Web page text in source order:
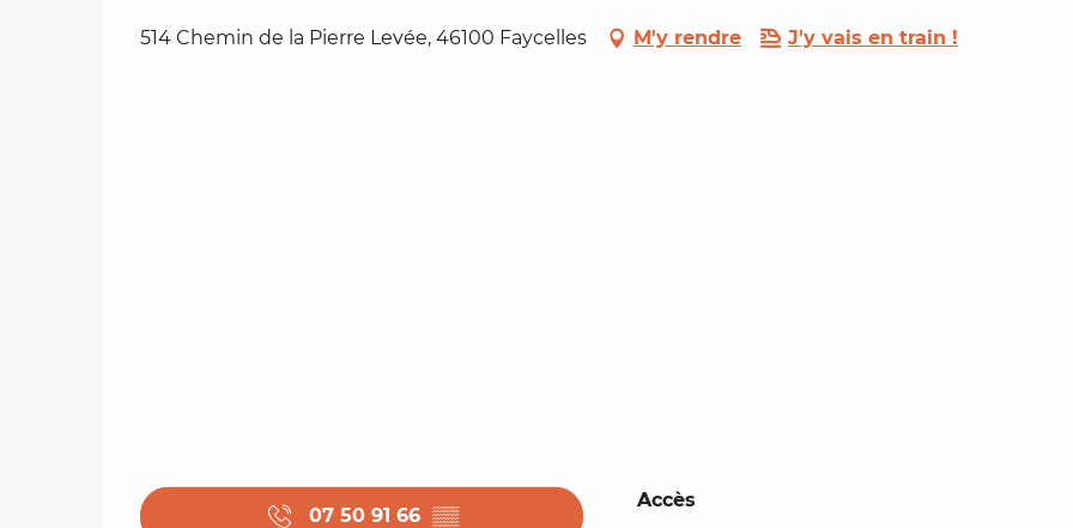
514 Chemin de la Pierre Levée, 46100 Faycelles M'y rendre J'y vais en train !
07 50 91 66 ▒▒
Accès
Accès